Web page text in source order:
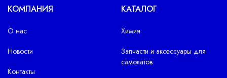
КОМПАНИЯ
О нас
Новости
Контакты
КАТАЛОГ
Химия
Запчасти и аксессуары для
самокатов